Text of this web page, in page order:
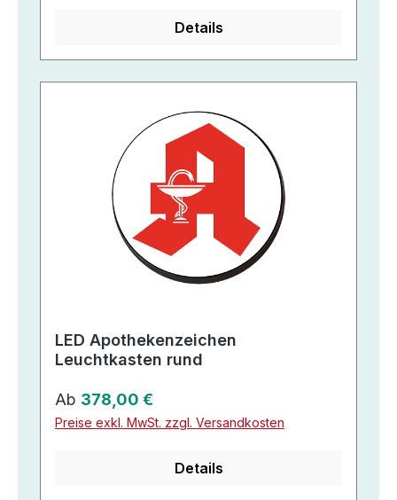
Details
LED Apothekenzeichen
Leuchtkasten rund
Regulärer Preis:
Ab 378,00 €
Preise exkl. MwSt. zzgl. Versandkosten
Details